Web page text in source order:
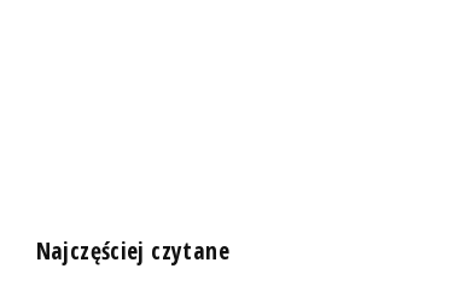
Najczęściej czytane